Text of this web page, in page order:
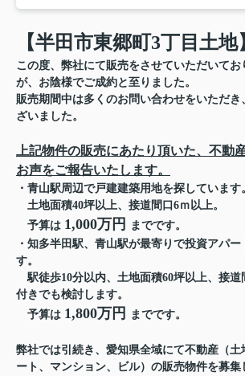
【半田市東郷町3丁目土地
この度、弊社にて販売をさせていただいて
が、お陰様でご成約と至りました。
販売期間中は多くのお問い合わせをいただ
ざいました。
上記物件の販売にあたり頂いた、不動
お声をご報告いたします。
・青山駅周辺で戸建建築用地を探しています
土地面積40坪以上、接道間口6ｍ以上。
予算は 1,000万円
までです。
・知多半田駅、青山駅が最寄りで投資アパー
す。
駅徒歩10分以内、土地面積60坪以上、接道
付きでも検討します。
予算は 1,800万円 までです。
弊社では引続き、愛知県全域にて不動産（
ート、マンション、ビル）の販売物件を募集